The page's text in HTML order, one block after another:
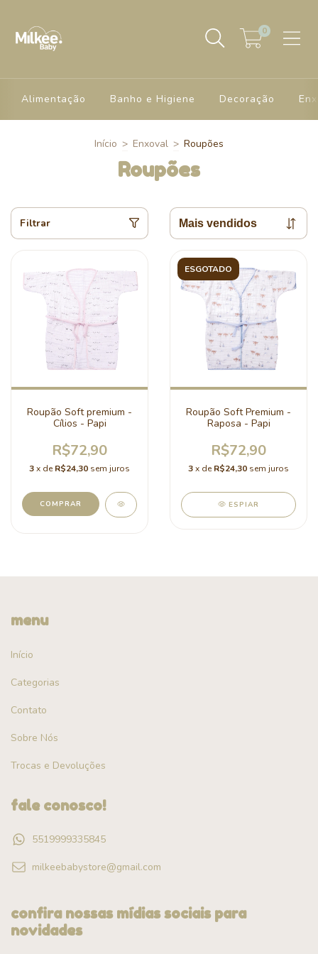
0
Alimentação Banho e Higiene Decoração
Início > Enxoval > Roupões
Roupões
Filtrar
Roupão Soft premium -
Cílios - Papi
R$72,90
3x de R$24,30 sem juros
ESGOTADO
Roupão Soft Premium -
Raposa - Papi
R$72,90
3x de R$24,30 sem juros
ESPIAR
menu
Início
Categorias
Contato
Sobre Nós
Trocas e Devoluções
fale conosco!
5519999335845
milkeebabystore@gmail.com
confira nossas mídias sociais para
novidades